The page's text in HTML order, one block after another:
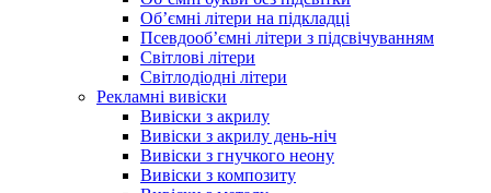
Об’ємні літери на підкладці
Псевдооб’ємні літери з підсвічуванням
Світлові літери
Світлодіодні літери
Рекламні вивіски
Вивіски з акрилу
Вивіски з акрилу день-ніч
Вивіски з гнучкого неону
Вивіски з композиту